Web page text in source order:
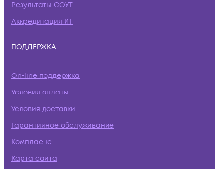
Результаты СОУТ
Аккредитация ИТ
ПОДДЕРЖКА
On-line поддержка
Условия оплаты
Условия доставки
Гарантийное обслуживание
Комплаенс
Карта сайта